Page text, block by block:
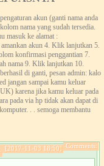
akun (ganti nama anda
nama yang sudah tersedia.
masuk ke alamat :
akun 4. Klik lanjutkan 5.
konfirmasi penggantian 7.
nama 9. Klik lanjutkan 10.
di ganti, pesan admin: kalo
jangan sampai kamu keluar
karena jika kamu keluar pada
pada via hp tidak akan dapat di
. . semoga membantu
Comments:
[2017-11-03 18:50]